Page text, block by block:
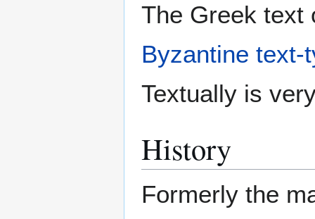
The Greek text
Byzantine text-
Textually is
History
Formerly the